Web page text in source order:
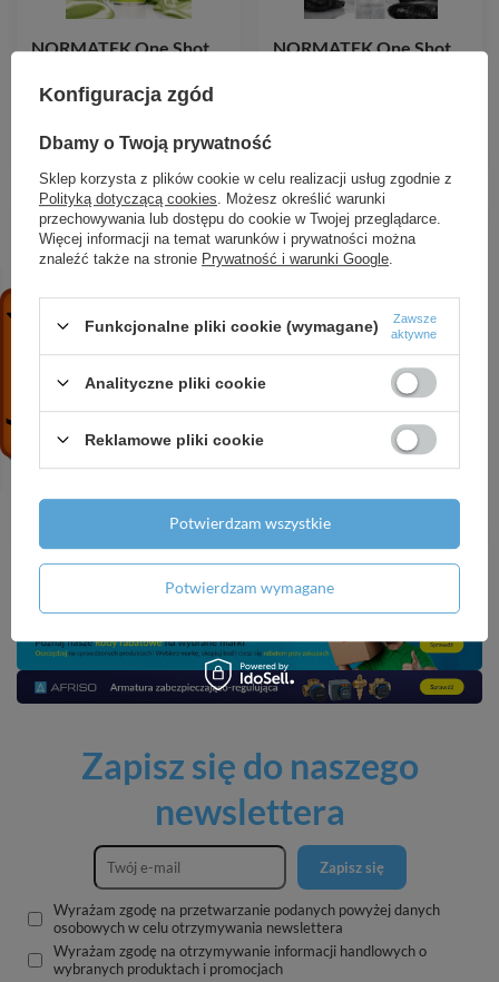
NORMATEK One Shot
zapachów 600 ml
17,99 zł
szt.
NORMATEK One Shot
NORMATEK One Shot
Corleone neutralizator
zapachów 600 ml
NORMATEK One Shot
DRZEWO SANDAŁOWE
neutralizator zapachów
600 ml
17,99 zł / szt.
Zapisz się do naszego
newslettera
Zapisz się
Wyrażam zgodę na przetwarzanie podanych powyżej danych
osobowych w celu otrzymywania newslettera
Wyrażam zgodę na otrzymywanie informacji handlowych o
wybranych produktach i promocjach
Konfiguracja zgód
Dbamy o Twoją prywatność
Sklep korzysta z plików cookie w celu realizacji usług zgodnie z
Polityką dotyczącą cookies . Możesz określić warunki
przechowywania lub dostępu do cookie w Twojej przeglądarce.
Więcej informacji na temat warunków i prywatności można
znaleźć także na stronie Prywatność i warunki Google
Funkcjonalne pliki cookie (wymagane)
Zawsze
aktywne
Analityczne pliki cookie
Reklamowe pliki cookie
Potwierdzam wymagane
Potwierdzam wszystkie